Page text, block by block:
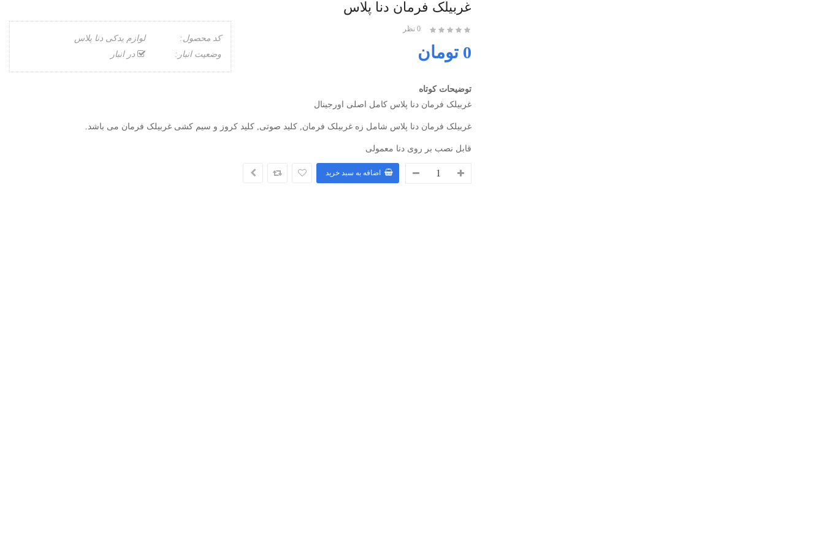
غربیلک فرمان دنا پلاس
0 نظر
0 تومان
کد محصول:
لوازم یدکی دنا پلاس
وضعیت انبار:
در انبار
توضیحات کوتاه
غربیلک فرمان دنا پلاس کامل اصلی اورجینال
غربیلک فرمان دنا پلاس شامل زه غربیلک فرمان, کلید صوتی, کلید کروز و سیم کشی غربیلک فرمان می باشد.
قابل نصب بر روی دنا معمولی